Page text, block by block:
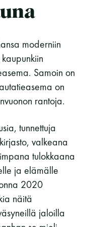
moderniin
Samoin on
on
rantoja.
tunnettuja
valkeana
tulokkaana
ja elämälle
2020
näitä
jaloilla